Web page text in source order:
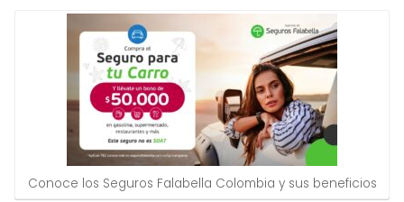
Conoce los Seguros Falabella Colombia y sus beneficios